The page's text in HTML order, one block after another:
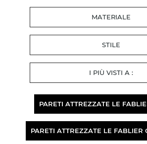
MATERIALE
STILE
I PIÙ VISTI A :
PARETI ATTREZZATE LE
PARETI ATTREZZATE LE FABLIER